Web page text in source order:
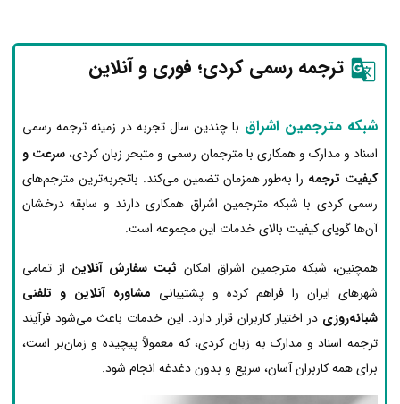
ترجمه رسمی کردی؛ فوری و آنلاین
شبکه مترجمین اشراق با چندین سال تجربه در زمینه ترجمه رسمی
اسناد و مدارک و همکاری با مترجمان رسمی و متبحر زبان کردی،سرعت و
کیفیت ترجمه را به‌طور همزمان تضمین می‌کند. باتجربه‌ترین مترجم‌های
رسمی کردی با شبکه مترجمین اشراق همکاری دارند و سابقه درخشان
آن‌ها گویای کیفیت بالای خدمات این مجموعه است.
همچنین، شبکه مترجمین اشراق امکان ثبت سفارش آنلاین از تمامی
شهرهای ایران را فراهم کرده و پشتیبانی مشاوره آنلاین و تلفنی
شبانه‌روزی در اختیار کاربران قرار دارد. این خدمات باعث می‌شود فرآیند
ترجمه اسناد و مدارک به زبان کردی، که معمولاً پیچیده و زمان‌بر است،
برای همه کاربران آسان، سریع و بدون دغدغه انجام شود.